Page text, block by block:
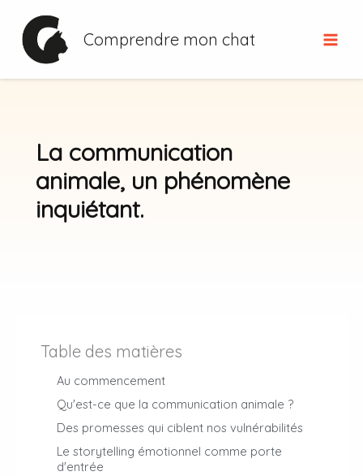
contenu
Comprendre mon chat
La communication
animale, un phénomène
inquiétant.
Table des matières
Au commencement
Qu'est-ce que la communication animale ?
Des promesses qui ciblent nos vulnérabilités
Le storytelling émotionnel comme porte
d'entrée